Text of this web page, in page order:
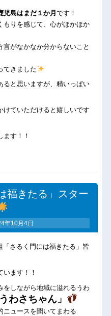
児島はまだ１か月です！
もりを感じて、心がほかほか
言がなかなか分からないこと
てきました
ると思いますが、精いっぱい
けていただけると嬉しいです
す！！
福きたる」スター
年10月4日
さるく門には福きたる」皆
ます！！
をしながら地域に溢れるうわ
わさちゃん」
ニュースを聞いてまわる